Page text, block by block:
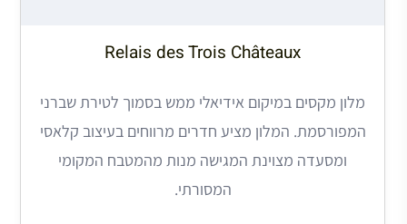
Relais des Trois Châteaux
מלון מקסים במיקום אידיאלי ממש בסמוך לטירת שברני
המפורסמת. המלון מציע חדרים מרווחים בעיצוב קלאסי
ומסעדה מצוינת המגישה מנות מהמטבח המקומי
המסורתי.